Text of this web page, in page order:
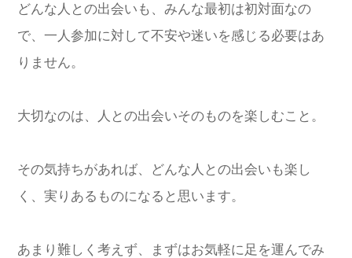
どんな人との出会いも、みんな最初は初対面なの
で、一人参加に対して不安や迷いを感じる必要はあ
りません。
大切なのは、人との出会いそのものを楽しむこと。
その気持ちがあれば、どんな人との出会いも楽し
く、実りあるものになると思います。
あまり難しく考えず、まずはお気軽に足を運んでみ